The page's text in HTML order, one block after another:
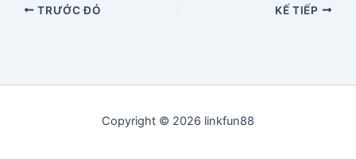
TRƯỚC ĐÓ KẾ TIẾP
Copyright © 2026 linkfun88